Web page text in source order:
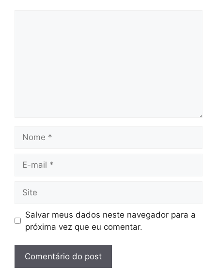
mail
Salvar meus dados neste navegador para a
próxima vez que eu comentar.